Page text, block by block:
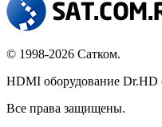
© 1998-2026 Сатком.
HDMI оборудование Dr.HD
Все права защищены.